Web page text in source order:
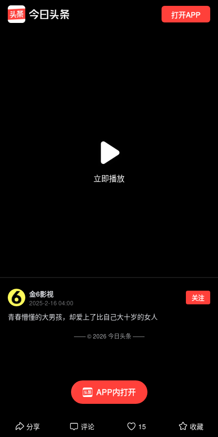
打开APP
APP内打开
金6影视
2025-2-16 04:00
关注
青春懵懂的大男孩，却爱上了比自己大十岁的女人
分享 评论 15 收藏
—— ©2026 今日头条——